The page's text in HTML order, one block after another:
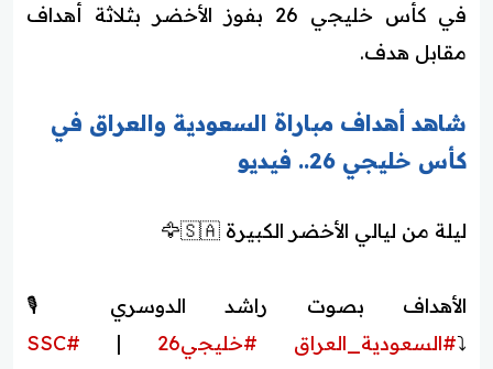
في كأس خليجي 26 بفوز الأخضر بثلاثة أهداف
مقابل هدف.
شاهد أهداف مباراة السعودية والعراق في
كأس خليجي 26.. فيديو
ليلة من ليالي الأخضر الكبيرة 🇸🇦🦅
الأهداف بصوت راشد الدوسري 🎙
⤵️#السعودية_العراق #خليجي26 |
#SSC